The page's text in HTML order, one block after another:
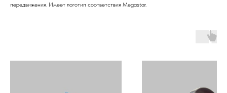
передвижения. Имеет логотип соответствия Megastar.